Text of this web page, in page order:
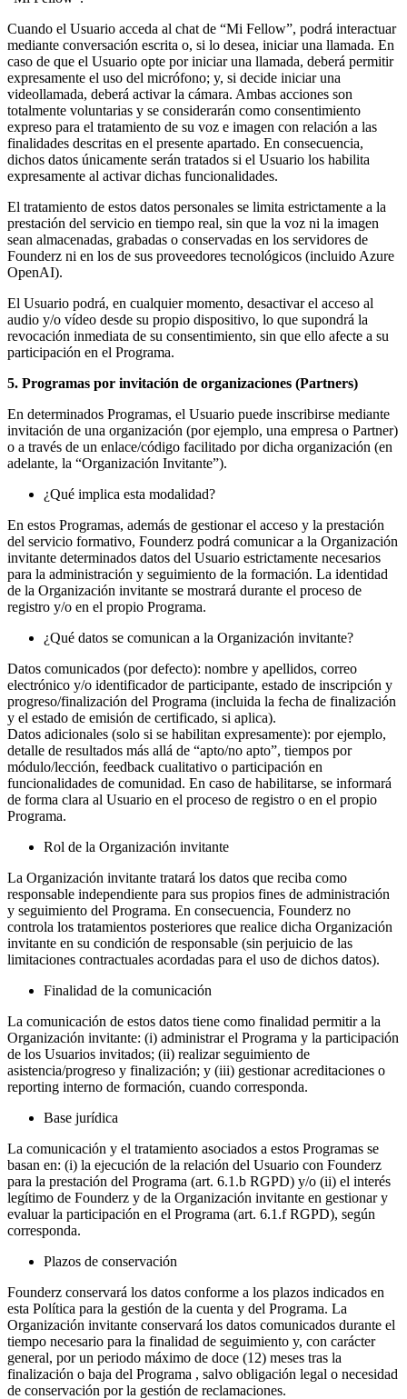
Cuando el Usuario acceda al chat de “Mi Fellow”, podrá interactuar
mediante conversación escrita o, si lo desea, iniciar una llamada. En
caso de que el Usuario opte por iniciar una llamada, deberá permitir
expresamente el uso del micrófono; y, si decide iniciar una
videollamada, deberá activar la cámara. Ambas acciones son
totalmente voluntarias y se considerarán como consentimiento
expreso para el tratamiento de su voz e imagen con relación a las
finalidades descritas en el presente apartado. En consecuencia,
dichos datos únicamente serán tratados si el Usuario los habilita
expresamente al activar dichas funcionalidades.
El tratamiento de estos datos personales se limita estrictamente a la
prestación del servicio en tiempo real, sin que la voz ni la imagen
sean almacenadas, grabadas o conservadas en los servidores de
Founderz ni en los de sus proveedores tecnológicos (incluido Azure
OpenAI).
El Usuario podrá, en cualquier momento, desactivar el acceso al
audio y/o vídeo desde su propio dispositivo, lo que supondrá la
revocación inmediata de su consentimiento, sin que ello afecte a su
participación en el Programa.
5. Programas por invitación de organizaciones (Partners)
En determinados Programas, el Usuario puede inscribirse mediante
invitación de una organización (por ejemplo, una empresa o Partner)
o a través de un enlace/código facilitado por dicha organización (en
adelante, la “Organización Invitante”).
¿Qué implica esta modalidad?
En estos Programas, además de gestionar el acceso y la prestación
del servicio formativo, Founderz podrá comunicar a la Organización
invitante determinados datos del Usuario estrictamente necesarios
para la administración y seguimiento de la formación. La identidad
de la Organización invitante se mostrará durante el proceso de
registro y/o en el propio Programa.
¿Qué datos se comunican a la Organización invitante?
Datos comunicados (por defecto): nombre y apellidos, correo
electrónico y/o identificador de participante, estado de inscripción y
progreso/finalización del Programa (incluida la fecha de finalización
y el estado de emisión de certificado, si aplica).
Datos adicionales (solo si se habilitan expresamente): por ejemplo,
detalle de resultados más allá de “apto/no apto”, tiempos por
módulo/lección, feedback cualitativo o participación en
funcionalidades de comunidad. En caso de habilitarse, se informará
de forma clara al Usuario en el proceso de registro o en el propio
Programa.
Rol de la Organización invitante
La Organización invitante tratará los datos que reciba como
responsable independiente para sus propios fines de administración
y seguimiento del Programa. En consecuencia, Founderz no
controla los tratamientos posteriores que realice dicha Organización
invitante en su condición de responsable (sin perjuicio de las
limitaciones contractuales acordadas para el uso de dichos datos).
Finalidad de la comunicación
La comunicación de estos datos tiene como finalidad permitir a la
Organización invitante: (i) administrar el Programa y la participación
de los Usuarios invitados; (ii) realizar seguimiento de
asistencia/progreso y finalización; y (iii) gestionar acreditaciones o
reporting interno de formación, cuando corresponda.
Base jurídica
La comunicación y el tratamiento asociados a estos Programas se
basan en: (i) la ejecución de la relación del Usuario con Founderz
para la prestación del Programa (art. 6.1.b RGPD) y/o (ii) el interés
legítimo de Founderz y de la Organización invitante en gestionar y
evaluar la participación en el Programa (art. 6.1.f RGPD), según
corresponda.
Plazos de conservación
Founderz conservará los datos conforme a los plazos indicados en
esta Política para la gestión de la cuenta y del Programa. La
Organización invitante conservará los datos comunicados durante el
tiempo necesario para la finalidad de seguimiento y, con carácter
general, por un periodo máximo de doce (12) meses tras la
finalización o baja del Programa , salvo obligación legal o necesidad
de conservación por la gestión de reclamaciones.